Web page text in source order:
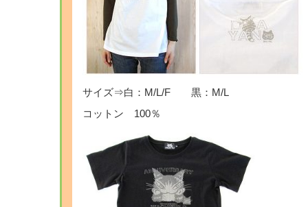
サイズ⇒白：M/L/F 黒：M/L
コットン 100％